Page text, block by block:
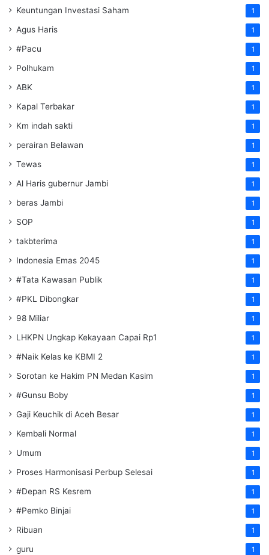
Keuntungan Investasi Saham 1
Agus Haris 1
#Pacu 1
Polhukam 1
ABK 1
Kapal Terbakar 1
Km indah sakti 1
perairan Belawan 1
Tewas 1
Al Haris gubernur Jambi 1
beras Jambi 1
SOP 1
takbterima 1
Indonesia Emas 2045 1
#Tata Kawasan Publik 1
#PKL Dibongkar 1
98 Miliar 1
LHKPN Ungkap Kekayaan Capai Rp1 1
#Naik Kelas ke KBMI 2 1
Sorotan ke Hakim PN Medan Kasim 1
#Gunsu Boby 1
Gaji Keuchik di Aceh Besar 1
Kembali Normal 1
Umum 1
Proses Harmonisasi Perbup Selesai 1
#Depan RS Kesrem 1
#Pemko Binjai 1
Ribuan 1
guru 1